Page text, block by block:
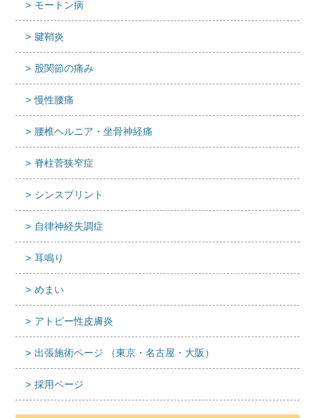
モートン病
腱鞘炎
股関節の痛み
慢性腰痛
腰椎ヘルニア・坐骨神経痛
脊柱菅狭窄症
シンスプリント
自律神経失調症
耳鳴り
めまい
アトピー性皮膚炎
出張施術ページ （東京・名古屋・大阪）
採用ページ